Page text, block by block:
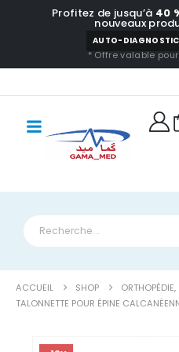
Profitez de jusqu’à 40
nouveaux
AUTO-DIAGNOSTIC
* Offre valable
ACCUEIL SHOP ORTHOPÉDIE,
TALONNETTE POUR ÉPINE